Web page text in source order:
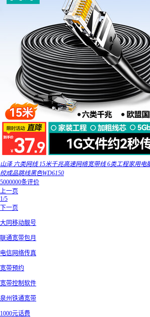
山泽 六类网线 15米千兆高速网络宽带线 6类工程家用电
绞成品跳线黑色WD6150
5000000条评价
上一页
1/5
下一页
大同移动靓号
联通宽带包月
电信网络传真
宽带预约
宽带控制软件
泉州铁通宽带
1000元话费